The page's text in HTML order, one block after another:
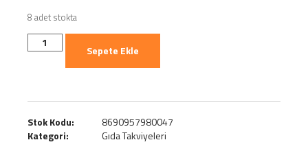
8 adet stokta
Sepete Ekle
Stok Kodu:
8690957980047
Kategori:
Gıda Takviyeleri